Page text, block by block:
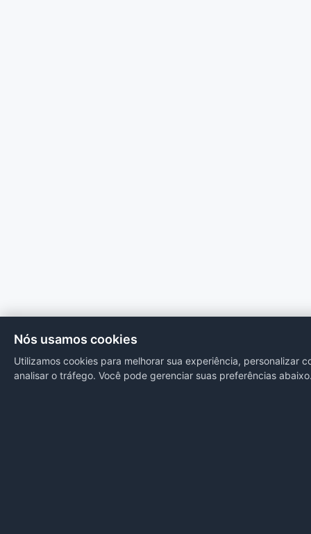
Nós usamos cookies
Utilizamos cookies para melhorar sua experiência, personalizar
analisar o tráfego. Você pode gerenciar suas preferências